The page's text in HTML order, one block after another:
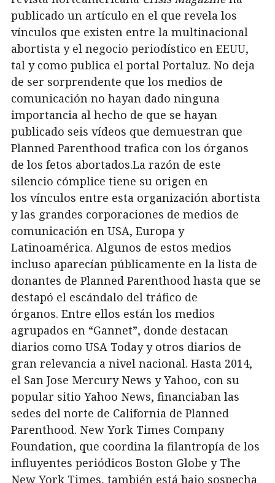
publicado un artículo en el que revela los
vínculos que existen entre la multinacional
abortista y el negocio periodístico en EEUU,
tal y como publica el portal Portaluz. No deja
de ser sorprendente que los medios de
comunicación no hayan dado ninguna
importancia al hecho de que se hayan
publicado seis vídeos que demuestran que
Planned Parenthood trafica con los órganos
de los fetos abortados.La razón de este
silencio cómplice tiene su origen en
los vínculos entre esta organización abortista
y las grandes corporaciones de medios de
comunicación en USA, Europa y
Latinoamérica. Algunos de estos medios
incluso aparecían públicamente en la lista de
donantes de Planned Parenthood hasta que se
destapó el escándalo del tráfico de
órganos. Entre ellos están los medios
agrupados en “Gannet”, donde destacan
diarios como USA Today y otros diarios de
gran relevancia a nivel nacional. Hasta 2014,
el San Jose Mercury News y Yahoo, con su
popular sitio Yahoo News, financiaban las
sedes del norte de California de Planned
Parenthood. New York Times Company
Foundation, que coordina la filantropía de los
influyentes periódicos Boston Globe y The
New York Times, también está bajo sospecha